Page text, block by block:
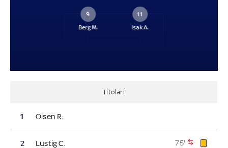
9
Berg M.
11
Isak A.
Titolari
1 Olsen R.
2 Lustig C. 75'